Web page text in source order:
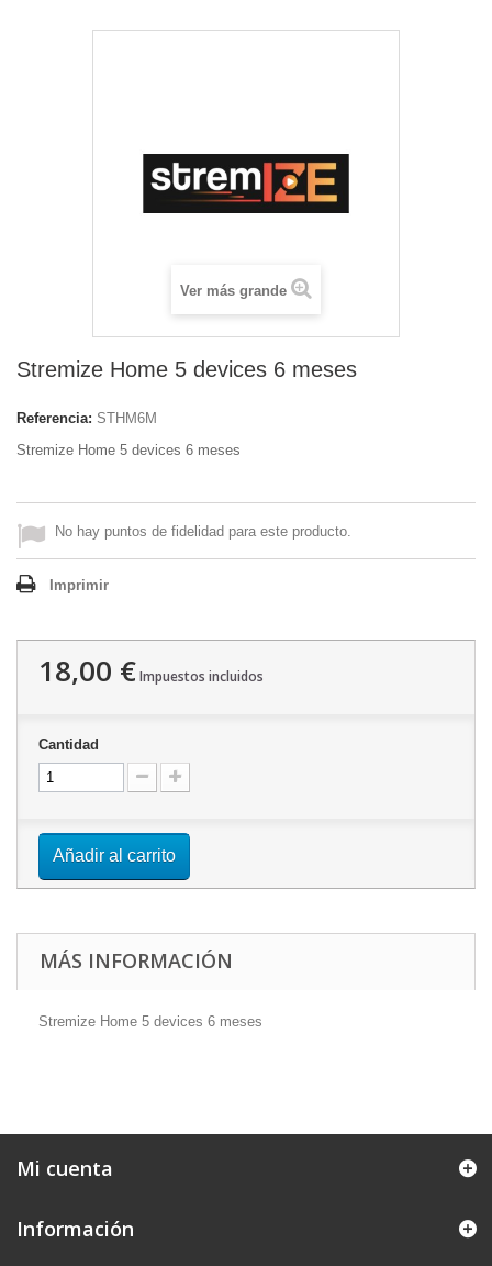
Ver más grande
Stremize Home 5 devices 6 meses
Referencia: STHM6M
Stremize Home 5 devices 6 meses
No hay puntos de fidelidad para este producto.
Imprimir
18,00 €Impuestos incluidos
Cantidad
Añadir al carrito
MÁS INFORMACIÓN
Stremize Home 5 devices 6 meses
Mi cuenta
Información